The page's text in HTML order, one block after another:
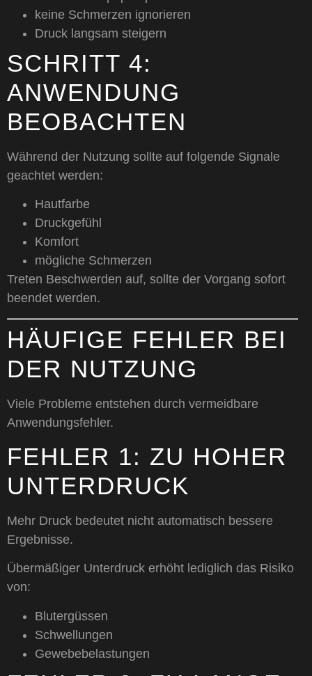
keine Schmerzen ignorieren
Druck langsam steigern
SCHRITT 4:
ANWENDUNG
BEOBACHTEN
Während der Nutzung sollte auf folgende Signale
geachtet werden:
Hautfarbe
Druckgefühl
Komfort
mögliche Schmerzen
Treten Beschwerden auf, sollte der Vorgang sofort
beendet werden.
HÄUFIGE FEHLER BEI
DER NUTZUNG
Viele Probleme entstehen durch vermeidbare
Anwendungsfehler.
FEHLER 1: ZU HOHER
UNTERDRUCK
Mehr Druck bedeutet nicht automatisch bessere
Ergebnisse.
Übermäßiger Unterdruck erhöht lediglich das Risiko
von:
Blutergüssen
Schwellungen
Gewebebelastungen